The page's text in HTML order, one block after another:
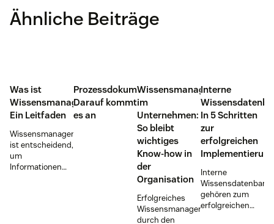
Ähnliche Beiträge
Was ist
Wissensmanagement:
Ein Leitfaden
Wissensmanagement
ist entscheidend,
um
Informationen
Prozessdokumentation:
Darauf kommt
es an
Wissensmanagement
im
Unternehmen:
So bleibt
wichtiges
Know-how in
der
Organisation
Erfolgreiches
Wissensmanagement
durch den
Interne
In 5 Schritten
zur
erfolgreichen
Implementierung
Interne
gehören zum
erfolgreichen